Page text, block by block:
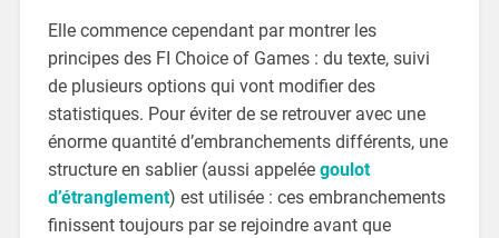
Elle commence cependant par montrer les
principes des FI Choice of Games : du texte, suivi
de plusieurs options qui vont modifier des
statistiques. Pour éviter de se retrouver avec une
énorme quantité d’embranchements différents, une
structure en sablier (aussi appelée goulot
d’étranglement) est utilisée : ces embranchements
finissent toujours par se rejoindre avant que